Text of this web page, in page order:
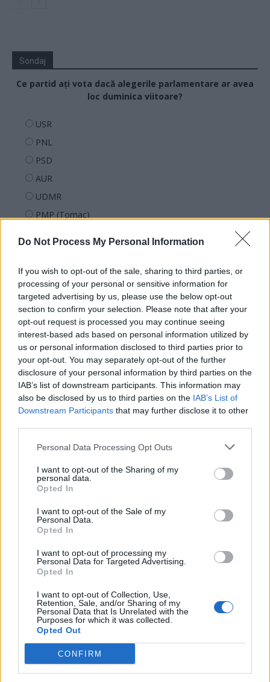
Do Not Process My Personal Information
If you wish to opt-out of the sale, sharing to third parties, or
processing of your personal or sensitive information for
targeted advertising by us, please use the below opt-out
section to confirm your selection. Please note that after your
opt-out request is processed you may continue seeing
interest-based ads based on personal information utilized by
us or personal information disclosed to third parties prior to
your opt-out. You may separately opt-out of the further
disclosure of your personal information by third parties on the
IAB’s list of downstream participants. This information may
also be disclosed by us to third parties on the IAB’s List of
Downstream Participants that may further disclose it to other
Personal Data Processing Opt Outs
I want to opt-out of the Sharing of my
personal data.
Opted In
I want to opt-out of the Sale of my
Personal Data.
Opted In
I want to opt-out of processing my
Personal Data for Targeted Advertising.
Opted In
I want to opt-out of Collection, Use,
Retention, Sale, and/or Sharing of my
Personal Data that Is Unrelated with the
Purposes for which it was collected.
Opted Out
CONFIRM
Sondaj
Ce partid ați vota dacă alegerile parlamentare ar avea
loc duminica viitoare?
USR
PNL
PSD
AUR
UDMR
PMP (Tomac)
REPER
SENS
SOS (Șoșoacă)
POT (Gavrilă)
PACE (Peia)
Acțiunea Conservatoare (Târziu)
PDF (Lazarus)
PUSL (D. Voiculescu)
PNȚCD (Pavelescu)
PNCR (Terheș)
Partidul Patrioților (Surugiu)
FAR (Coarnă)
România pe Primul Loc (Ponta)
Arată rezultatele
Arhiva sondajelor